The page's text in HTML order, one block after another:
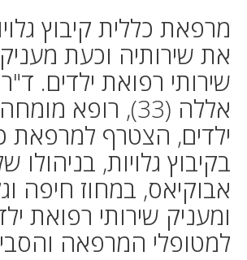
מרפאת כללית קיבוץ
את שירותיה וכעת
שירותי רפואת ילדים.
אללה (33), רופא
ילדים, הצטרף למרפאת
בקיבוץ גלויות, בניהולו
אבוקיאס, במחוז חיפה
ומעניק שירותי רפואת
למטופלי המרפאה